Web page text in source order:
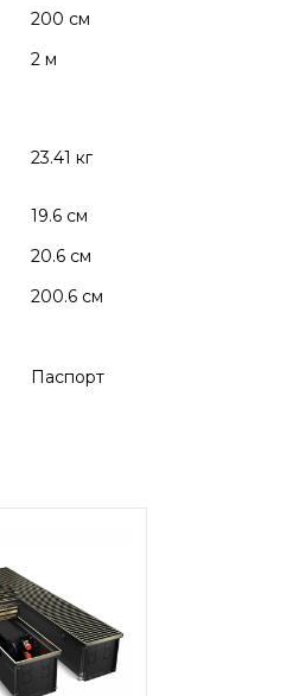
200 см
2 м
23.41 кг
19.6 см
20.6 см
200.6 см
Паспорт